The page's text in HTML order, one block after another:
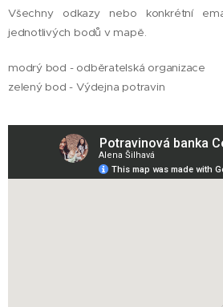
Všechny odkazy nebo konkrétní
jednotlivých bodů v mapě.
modrý bod - odběratelská organizace
zelený bod - Výdejna potravin